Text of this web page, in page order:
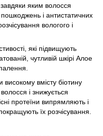
яким волосся
пошкоджень і антистатичних
вологого і
які підвищують
чутливій шкірі Алое
високому вмісту біотину
і знижується
протеїни випрямляють і
їх розчісування.